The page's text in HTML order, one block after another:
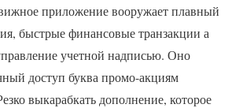
приложение вооружает плавный
быстрые финансовые транзакции а
учетной надписью. Оно
доступ буква промо-акциям
выкарабкать дополнение, которое